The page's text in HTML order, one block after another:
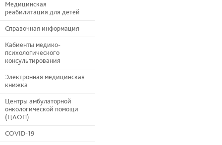
Медицинская
реабилитация для детей
Справочная информация
Кабиенты медико-
психологического
консультирования
Электронная медицинская
книжка
Центры амбулаторной
онкологической помощи
(ЦАОП)
COVID-19